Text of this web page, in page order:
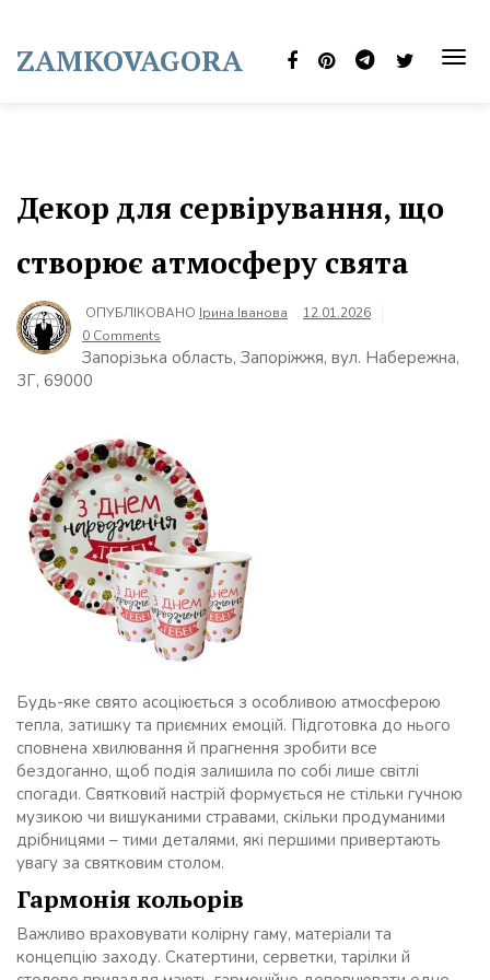
content
ZAMKOVAGORA
Декор для сервірування, що
створює атмосферу свята
ОПУБЛІКОВАНО Ірина Іванова
12.01.2026
0 Comments
Запорізька область, Запоріжжя, вул. Набережна,
3Г, 69000
Будь-яке свято асоціюється з особливою атмосферою
тепла, затишку та приємних емоцій. Підготовка до нього
сповнена хвилювання й прагнення зробити все
бездоганно, щоб подія залишила по собі лише світлі
спогади. Святковий настрій формується не стільки гучною
музикою чи вишуканими стравами, скільки продуманими
дрібницями – тими деталями, які першими привертають
увагу за святковим столом.
Гармонія кольорів
Важливо враховувати колірну гаму, матеріали та
концепцію заходу. Скатертини, серветки, тарілки й